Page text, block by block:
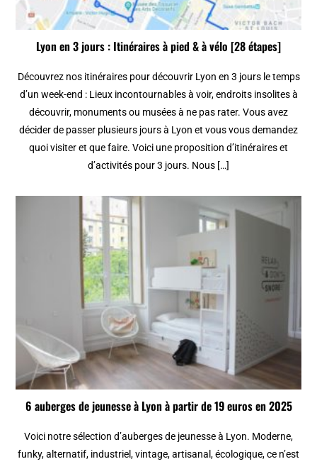
Lyon en 3 jours : Itinéraires à pied & à vélo [28 étapes]
Découvrez nos itinéraires pour découvrir Lyon en 3 jours le temps
d’un week-end : Lieux incontournables à voir, endroits insolites à
découvrir, monuments ou musées à ne pas rater. Vous avez
décider de passer plusieurs jours à Lyon et vous vous demandez
quoi visiter et que faire. Voici une proposition d’itinéraires et
d’activités pour 3 jours. Nous […]
6 auberges de jeunesse à Lyon à partir de 19 euros en 2025
Voici notre sélection d’auberges de jeunesse à Lyon. Moderne,
funky, alternatif, industriel, vintage, artisanal, écologique, ce n’est